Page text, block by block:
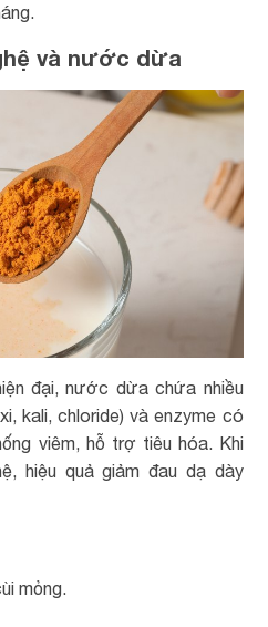
và nước dừa
đại, nước dừa chứa nhiều
kali, chloride) và enzyme có
viêm, hỗ trợ tiêu hóa. Khi
hiệu quả giảm đau dạ dày
mỏng.